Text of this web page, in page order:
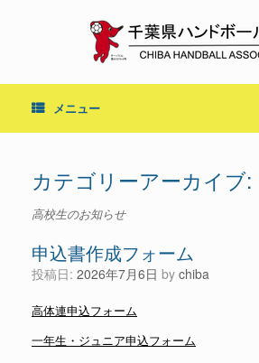
メニュー
カテゴリーアーカイブ:
高校生のお知らせ
申込書作成フォーム
投稿日: 2026年7月6日 by chiba
高体連申込フォーム
一年生・ジュニア申込フォーム